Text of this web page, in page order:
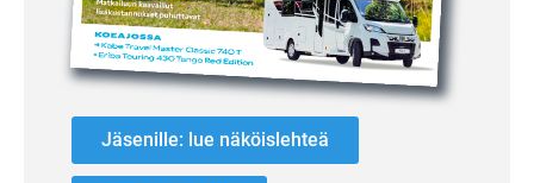
Jäsenille: lue näköislehteä